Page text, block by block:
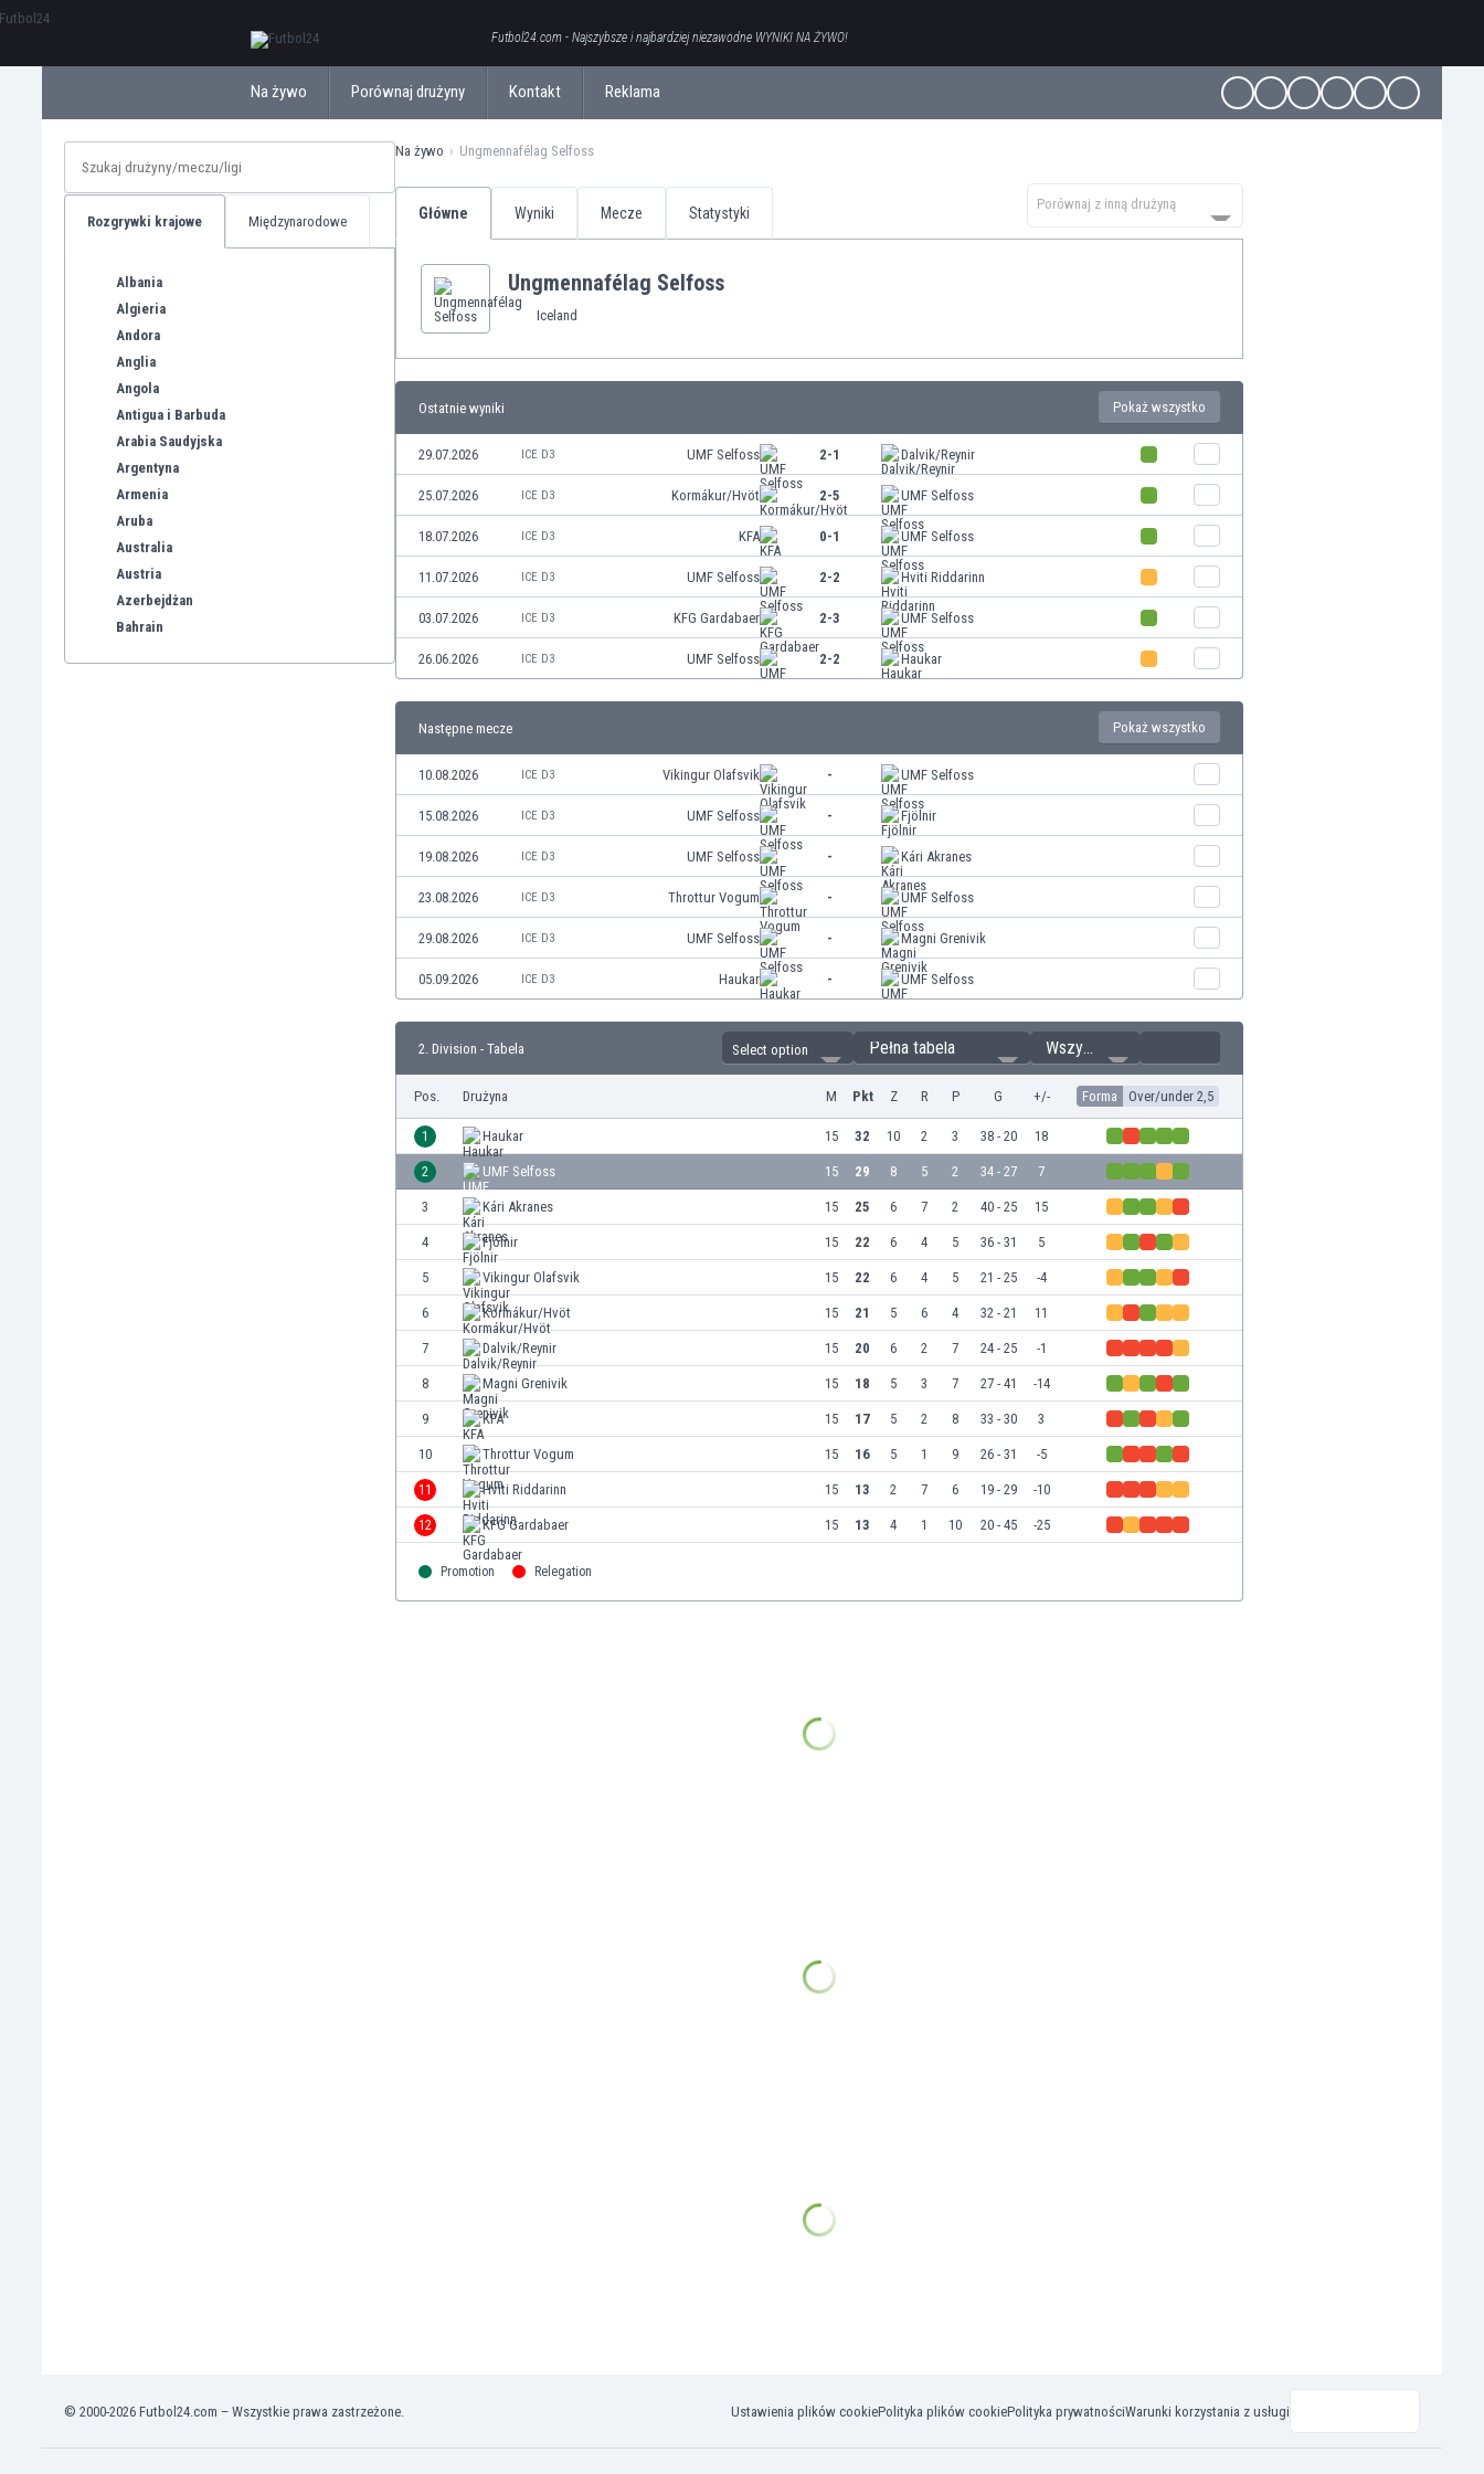
Futbol24.com - Najszybsze i najbardziej niezawodne WYNIKI NA ŻYWO!
Na żywo Porównaj drużyny Kontakt Reklama
Rozgrywki krajowe Międzynarodowe
Albania
Algieria
Andora
Anglia
Angola
Antigua i Barbuda
Arabia Saudyjska
Argentyna
Armenia
Aruba
Australia
Austria
Azerbejdżan
Bahrain
Korea Południowa
Na żywo Ungmennafélag Selfoss
Główne Wyniki Mecze Statystyki
Porównaj z inną drużyną
Ungmennafélag Selfoss
Iceland
Ostatnie wyniki Pokaż wszystko
29.07.2026 ICE D3 UMF Selfoss 2-1 Dalvik/Reynir
25.07.2026 ICE D3 Kormákur/Hvöt 2-5 UMF Selfoss
18.07.2026 ICE D3 KFA 0-1 UMF Selfoss
11.07.2026 ICE D3 UMF Selfoss 2-2 Hviti Riddarinn
03.07.2026 ICE D3 KFG Gardabaer 2-3 UMF Selfoss
26.06.2026 ICE D3 UMF Selfoss 2-2 Haukar
Następne mecze Pokaż wszystko
10.08.2026 ICE D3 Vikingur Olafsvik - UMF Selfoss
15.08.2026 ICE D3 UMF Selfoss - Fjölnir
19.08.2026 ICE D3 UMF Selfoss - Kári Akranes
23.08.2026 ICE D3 Throttur Vogum - UMF Selfoss
29.08.2026 ICE D3 UMF Selfoss - Magni Grenivik
05.09.2026 ICE D3 Haukar - UMF Selfoss
2. Division - Tabela Select option Pełna tabela Wszystkie
Pos. Drużyna M Pkt Z R P G +/- Forma Over/under 2,5
1 Haukar 15 32 10 2 3 38 - 20 18
2 UMF Selfoss 15 29 8 5 2 34 - 27 7
3 Kári Akranes 15 25 6 7 2 40 - 25 15
4 Fjölnir 15 22 6 4 5 36 - 31 5
5 Vikingur Olafsvik 15 22 6 4 5 21 - 25 -4
6 Kormákur/Hvöt 15 21 5 6 4 32 - 21 11
7 Dalvik/Reynir 15 20 6 2 7 24 - 25 -1
8 Magni Grenivik 15 18 5 3 7 27 - 41 -14
9 KFA 15 17 5 2 8 33 - 30 3
10 Throttur Vogum 15 16 5 1 9 26 - 31 -5
11 Hviti Riddarinn 15 13 2 7 6 19 - 29 -10
12 KFG Gardabaer 15 13 4 1 10 20 - 45 -25
Promotion Relegation
© 2000-2026 Futbol24.com – Wszystkie prawa zastrzeżone. Ustawienia plików cookiePolityka plików cookiePolityka prywatnościWarunki korzystania z usługi